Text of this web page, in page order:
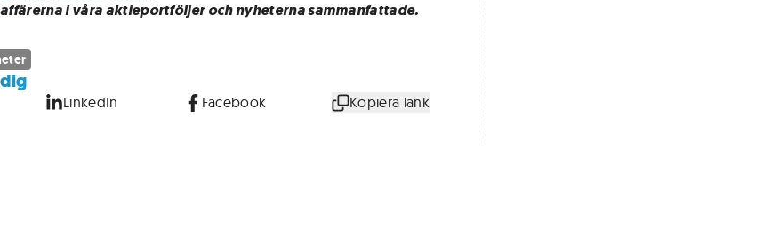
i våra aktieportföljer och nyheterna sammanfattade.
LinkedIn Facebook Kopiera länk